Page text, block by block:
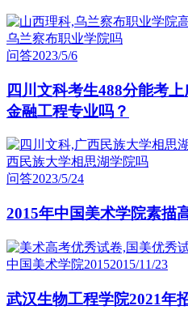
问答2023/5/6
四川文科考生488分能考
金融工程专业吗？
问答2023/5/24
2015年中国美术学院素描
中国美术学院20152015/11/23
武汉生物工程学院2021年